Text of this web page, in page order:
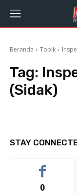
Beranda Topik
Tag:
(Sidak)
STAY
0